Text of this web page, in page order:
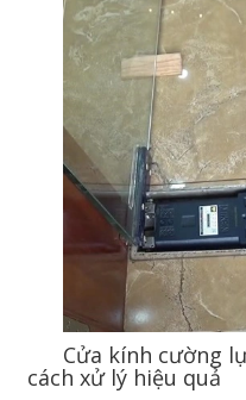
Cửa kính cường
cách xử lý hiệu quả